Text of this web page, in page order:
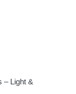
– Light &